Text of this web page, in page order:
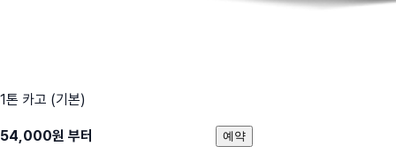
1톤 카고 (기본)
54,000원 부터 예약